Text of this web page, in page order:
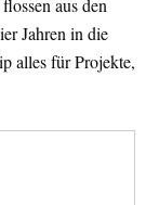
aus den
Jahren in die
alles für Projekte,